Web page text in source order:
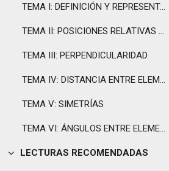
TEMA I: DEFINICIÓN Y REPRESENTACIÓN DE ELEMENTOS DEL ESPACIO AFÍN
TEMA II: POSICIONES RELATIVAS ENTRE ELEMENTOS
TEMA III: PERPENDICULARIDAD
TEMA IV: DISTANCIA ENTRE ELEMENTOS
TEMA V: SIMETRÍAS
TEMA VI: ÁNGULOS ENTRE ELEMENTOS
Tolestu
LECTURAS RECOMENDADAS